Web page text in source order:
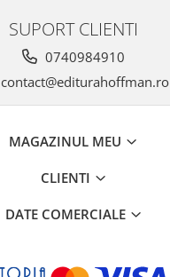
SUPORT CLIENTI
0740984910
contact@editurahoffman.ro
MAGAZINUL MEU
CLIENTI
DATE COMERCIALE